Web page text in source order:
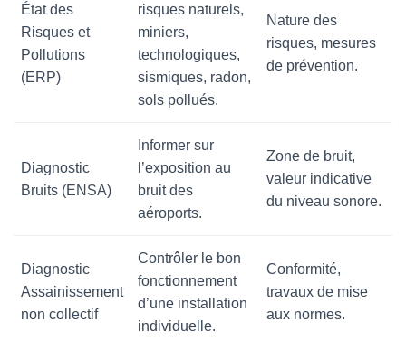
État des
Risques et
Pollutions
(ERP)
risques naturels,
miniers,
technologiques,
sismiques, radon,
sols pollués.
Nature des
risques, mesures
de prévention.
Diagnostic
Bruits (ENSA)
Informer sur
l’exposition au
bruit des
aéroports.
Zone de bruit,
valeur indicative
du niveau sonore.
Diagnostic
Assainissement
non collectif
Contrôler le bon
fonctionnement
d’une installation
individuelle.
Conformité,
travaux de mise
aux normes.